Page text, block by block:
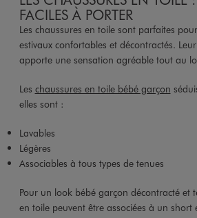
FACILES À PORTER
Les chaussures en toile sont parfaites
estivaux confortables et décontractés.
apporte une sensation agréable tout au
Les chaussures en toile bébé garçon
elles sont :
Lavables
Légères
Associables à tous types de tenues
Pour un look bébé garçon décontracté et
en toile peuvent être associées à un